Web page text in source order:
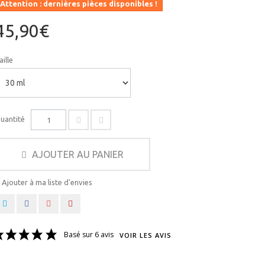
Attention : dernières pièces disponibles !
AJOUTER AU PANIER
Ajouter à ma liste d'envies
Basé sur 6 avis VOIR LES AVIS